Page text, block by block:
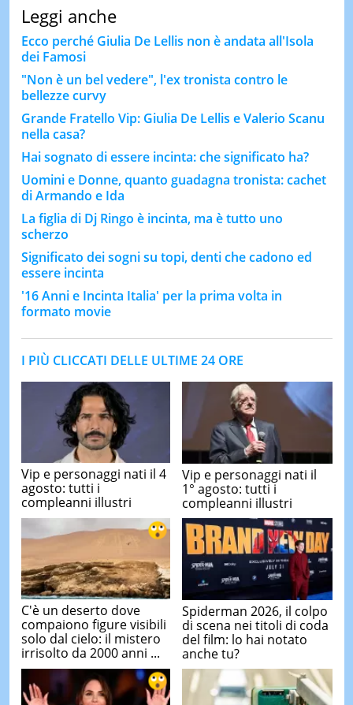
Leggi anche
Ecco perché Giulia De Lellis non è andata all'Isola
dei Famosi
"Non è un bel vedere", l'ex tronista contro le
bellezze curvy
Grande Fratello Vip: Giulia De Lellis e Valerio Scanu
nella casa?
Hai sognato di essere incinta: che significato ha?
Uomini e Donne, quanto guadagna tronista: cachet
di Armando e Ida
La figlia di Dj Ringo è incinta, ma è tutto uno
scherzo
Significato dei sogni su topi, denti che cadono ed
essere incinta
'16 Anni e Incinta Italia' per la prima volta in
formato movie
I PIÙ CLICCATI DELLE ULTIME 24 ORE
Vip e personaggi nati il 4
agosto: tutti i
compleanni illustri
Vip e personaggi nati il
1° agosto: tutti i
compleanni illustri
C'è un deserto dove
compaiono figure visibili
solo dal cielo: il mistero
irrisolto da 2000 anni ...
Spiderman 2026, il colpo
di scena nei titoli di coda
del film: lo hai notato
anche tu?